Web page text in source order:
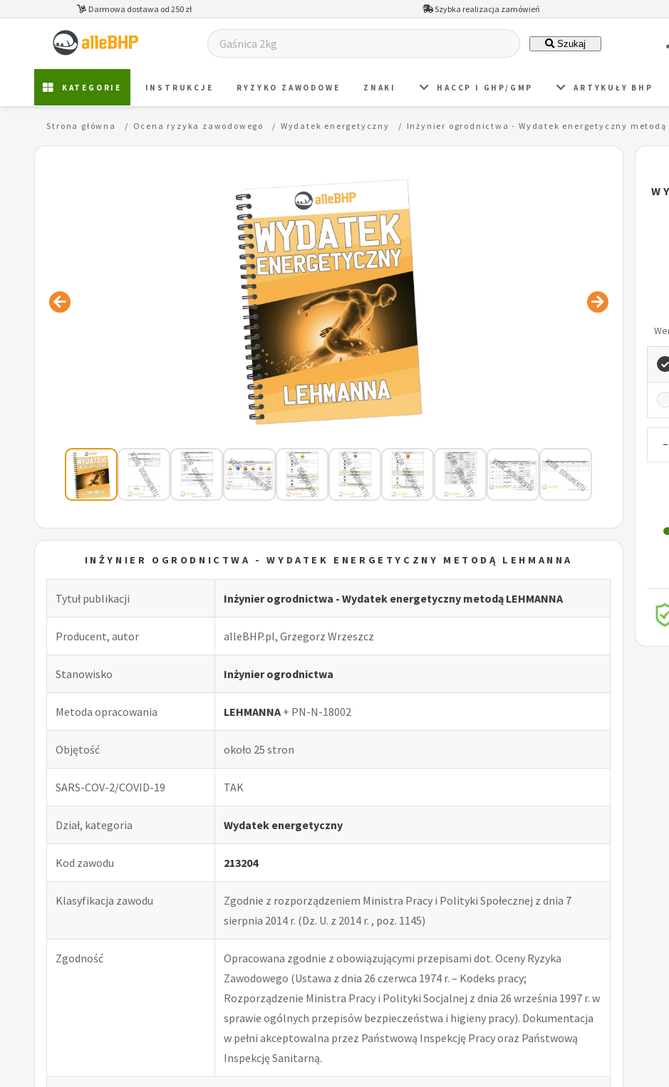
Darmowa dostawa od 250 zł Szybka realizacja zamówień
Szukaj
KATEGORIE INSTRUKCJE RYZYKO ZAWODOWE ZNAKI HACCP I GHP/GMP ARTYKUŁY BHP
Strona główna Ocena ryzyka zawodowego Wydatek energetyczny Inżynier ogrodnictwa - Wydatek energetyczny metodą
INŻYNIER OGRODNICTWA - WYDATEK ENERGETYCZNY METODĄ LEHMANNA
Tytuł publikacji Inżynier ogrodnictwa - Wydatek energetyczny metodą LEHMANNA
Producent, autor alleBHP.pl, Grzegorz Wrzeszcz
Stanowisko Inżynier ogrodnictwa
Metoda opracowania LEHMANNA + PN-N-18002
Objętość około 25 stron
SARS-COV-2/COVID-19 TAK
Dział, kategoria Wydatek energetyczny
Kod zawodu 213204
Klasyfikacja zawodu
Zgodnie z rozporządzeniem Ministra Pracy i Polityki Społecznej z dnia 7
sierpnia 2014 r. (Dz. U. z 2014 r. , poz. 1145)
Zgodność
Opracowana zgodnie z obowiązującymi przepisami dot. Oceny Ryzyka
Zawodowego (Ustawa z dnia 26 czerwca 1974 r. – Kodeks pracy;
Rozporządzenie Ministra Pracy i Polityki Socjalnej z dnia 26 września 1997 r. w
sprawie ogólnych przepisów bezpieczeństwa i higieny pracy). Dokumentacja
w pełni akceptowalna przez Państwową Inspekcję Pracy oraz Państwową
Inspekcję Sanitarną.
-